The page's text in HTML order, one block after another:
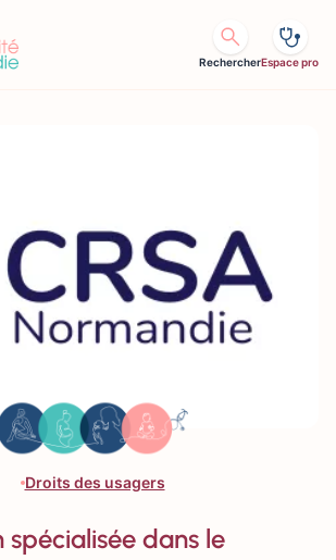
RechercherEspace pro
Droits des usagers
spécialisée dans le